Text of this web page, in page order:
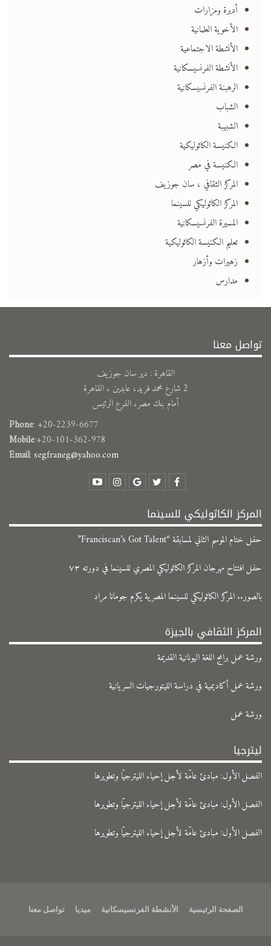
أديرة ومزارات
الأخوية العلمانية
الأنشطة الاجتماعية
الأنشطة الفرنسيسكانية
الرهبنة الفرنسيسكانية
الشباب
الشبيبة
الكنيسة الكاثوليكية
الكنيسة في مصر
المركز الثقافي ، سان جوزيف
المركز الكاثوليكي للسينما
المسيرة الفرنسيسكانية
تعليم الكنيسة الكاثوليكية
زهيرات وأزهار
مدارس
تواصل معنا
القاهرة : دير سان جوزيف
2 شارع محمد فريد، عابدين ، القاهرة
أمام بنك مصر، الفرع الرئيس
Phone: +20-2239-6677
Mobile:+20-101-362-978
Email:segfraneg@yahoo.com
المركز الكاثوليكي للسينما
حفل ختام الموسم الثاني لمسابقة “Franciscan’s Got Talent”
حفل افتتاح مهرجان المركز الكاثوليكي المصري للسينما في دورته ٧٣
بالصور.. المركز الكاثوليكي للسينما المصرية يكرم جومانا مراد
المركز الثقافي بالجيزة
ورشة عمل برامج اللغة اليونانية القديمة
ورشة عمل أكاديمية في دراسة الليتورجيات السريانية
ورشة عمل
ليترجيا
الفصل الأول: مبادئ عامّة لأجل إحياء الليترجيّا وتطويرها
الفصل الأول: مبادئ عامّة لأجل إحياء الليترجيّا وتطويرها
الفصل الأول: مبادئ عامّة لأجل إحياء الليترجيّا وتطويرها
الصفحة الرئيسية الأنشطة الفرنسيسكانية ميديا تواصل معنا